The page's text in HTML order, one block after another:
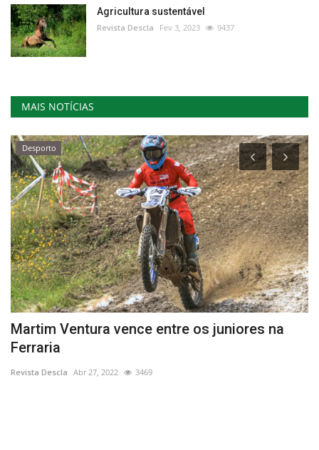
Agricultura sustentável
Revista Descla Fev 3, 2023 9437
MAIS NOTÍCIAS
Desporto
Martim Ventura vence entre os juniores na
Ferraria
Revista Descla Abr 27, 2022 3469